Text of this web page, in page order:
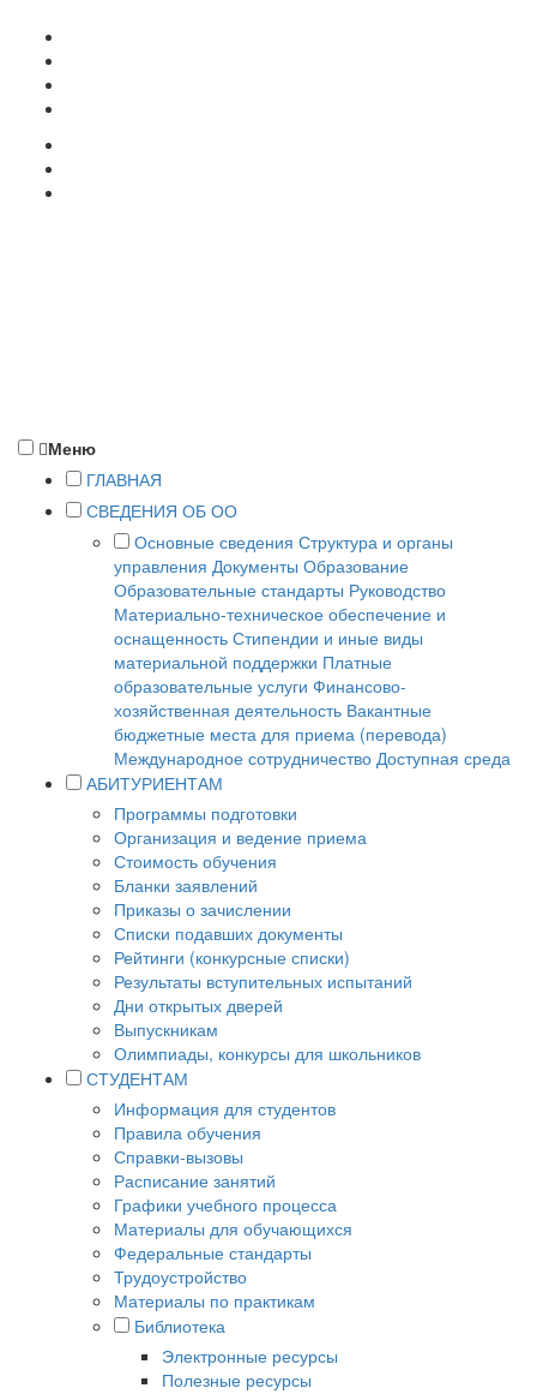
Меню
ГЛАВНАЯ
СВЕДЕНИЯ ОБ ОО
Основные сведения Структура и органы
управления Документы Образование
Образовательные стандарты Руководство
Материально-техническое обеспечение и
оснащенность Стипендии и иные виды
материальной поддержки Платные
образовательные услуги Финансово-
хозяйственная деятельность Вакантные
бюджетные места для приема (перевода)
Международное сотрудничество Доступная среда
АБИТУРИЕНТАМ
Программы подготовки
Организация и ведение приема
Стоимость обучения
Бланки заявлений
Приказы о зачислении
Списки подавших документы
Рейтинги (конкурсные списки)
Результаты вступительных испытаний
Дни открытых дверей
Выпускникам
Олимпиады, конкурсы для школьников
СТУДЕНТАМ
Информация для студентов
Правила обучения
Справки-вызовы
Расписание занятий
Графики учебного процесса
Материалы для обучающихся
Федеральные стандарты
Трудоустройство
Материалы по практикам
Библиотека
Электронные ресурсы
Полезные ресурсы